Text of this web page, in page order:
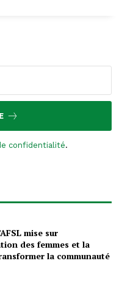
confidentialité.
mise sur
des femmes et la
la communauté